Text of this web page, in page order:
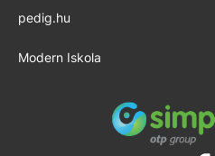
pedig.hu
Modern Iskola